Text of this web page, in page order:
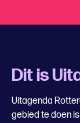
Dit is
Uitagenda
gebied te doen